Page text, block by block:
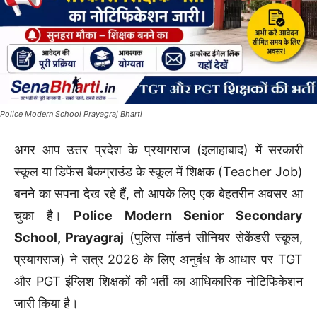
Police Modern School Prayagraj Bharti
अगर आप उत्तर प्रदेश के प्रयागराज (इलाहाबाद) में सरकारी
स्कूल या डिफेंस बैकग्राउंड के स्कूल में शिक्षक (Teacher Job)
बनने का सपना देख रहे हैं, तो आपके लिए एक बेहतरीन अवसर आ
चुका है। Police Modern Senior Secondary
School, Prayagraj (पुलिस मॉडर्न सीनियर सेकेंडरी स्कूल,
प्रयागराज) ने सत्र 2026 के लिए अनुबंध के आधार पर TGT
और PGT इंग्लिश शिक्षकों की भर्ती का आधिकारिक नोटिफिकेशन
जारी किया है।